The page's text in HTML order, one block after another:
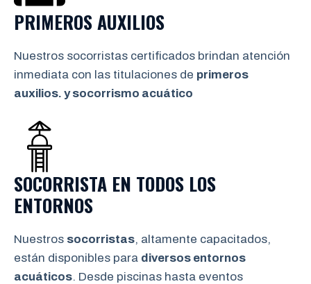
PRIMEROS AUXILIOS
Nuestros socorristas certificados brindan atención
inmediata con las titulaciones de primeros
auxilios. y socorrismo acuático
SOCORRISTA EN TODOS LOS
ENTORNOS
Nuestros socorristas, altamente capacitados,
están disponibles para diversos entornos
acuáticos. Desde piscinas hasta eventos